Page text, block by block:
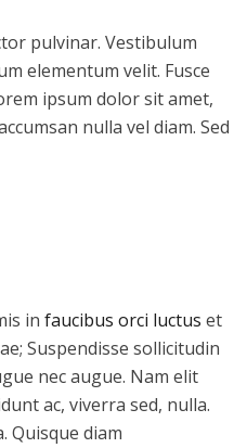
pulvinar. Vestibulum
elementum velit. Fusce
ipsum dolor sit amet,
nulla vel diam. Sed
in faucibus orci luctus et
Suspendisse sollicitudin
nec augue. Nam elit
ac, viverra sed, nulla.
Quisque diam